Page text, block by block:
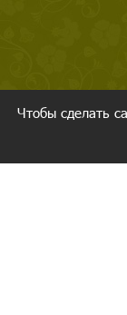
Чтобы сделать